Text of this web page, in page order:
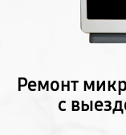
Ремонт
с